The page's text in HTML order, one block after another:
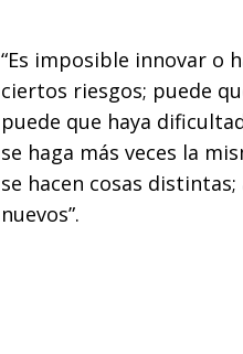
“Es imposible innovar o
ciertos riesgos; puede
puede que haya
se haga más veces la
se hacen cosas
nuevos”.